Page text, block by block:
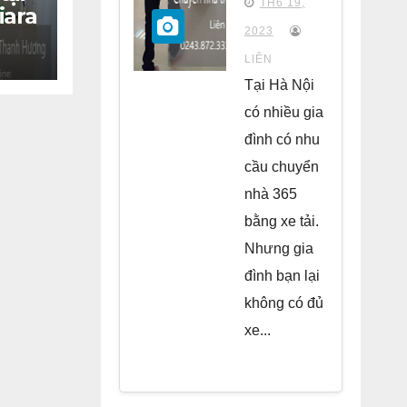
chung
cư Park
Kiara Hà
Đông
TH6 19,
2023
LIÊN
Tại Hà Nội
có nhiều gia
đình có nhu
cầu chuyển
nhà 365
bằng xe tải.
Nhưng gia
đình bạn lại
không có đủ
xe...